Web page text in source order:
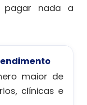
pagar nada a
maior de
clínicas e